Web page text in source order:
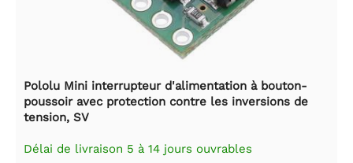
Pololu Mini interrupteur d'alimentation à bouton-
poussoir avec protection contre les inversions de
tension, SV
Délai de livraison 5 à 14 jours ouvrables